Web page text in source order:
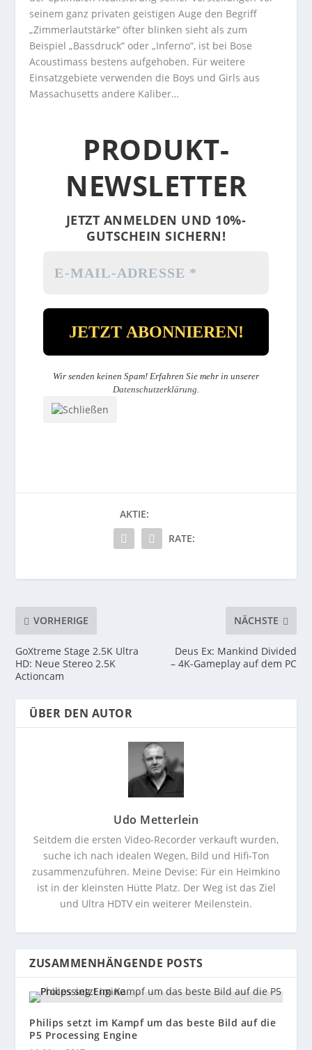
seinem ganz privaten geistigen Auge den Begriff
„Zimmerlautstärke“ öfter blinken sieht als zum
Beispiel „Bassdruck“ oder „Inferno“, ist bei Bose
Acoustimass bestens aufgehoben. Für weitere
Einsatzgebiete verwenden die Boys und Girls aus
Massachusetts andere Kaliber…
PRODUKT-
NEWSLETTER
JETZT ANMELDEN UND 10%-
GUTSCHEIN SICHERN!
Wir senden keinen Spam! Erfahren Sie mehr in unserer
Datenschutzerklärung
AKTIE:
RATE:
VORHERIGE
GoXtreme Stage 2.5K Ultra
HD: Neue Stereo 2.5K
Actioncam
NÄCHSTE
Deus Ex: Mankind Divided
– 4K-Gameplay auf dem PC
ÜBER DEN AUTOR
Udo Metterlein
Seitdem die ersten Video-Recorder verkauft wurden,
suche ich nach idealen Wegen, Bild und Hifi-Ton
zusammenzuführen. Meine Devise: Für ein Heimkino
ist in der kleinsten Hütte Platz. Der Weg ist das Ziel
und Ultra HDTV ein weiterer Meilenstein.
ZUSAMMENHÄNGENDE POSTS
Philips setzt im Kampf um das beste Bild auf die
P5 Processing Engine